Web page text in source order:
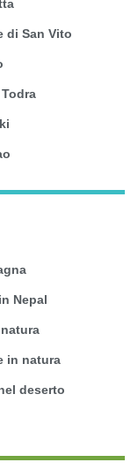
di San Vito
Nepal
in natura
deserto